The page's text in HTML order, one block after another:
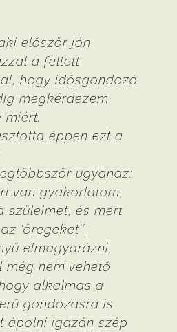
először jön
a feltett
hogy idősgondozó
megkérdezem
miért.
éppen ezt a
ugyanaz:
van gyakorlatom,
szüleimet, és mert
‘öregeket'”.
elmagyarázni,
még nem vehető
alkalmas a
gondozásra is.
ápolni igazán szép